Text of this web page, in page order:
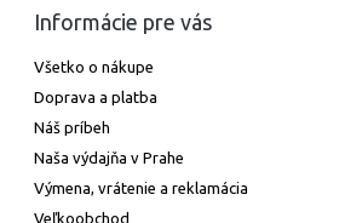
Informácie pre vás
Všetko o nákupe
Doprava a platba
Náš príbeh
Naša výdajňa v Prahe
Výmena, vrátenie a reklamácia
Veľkoobchod